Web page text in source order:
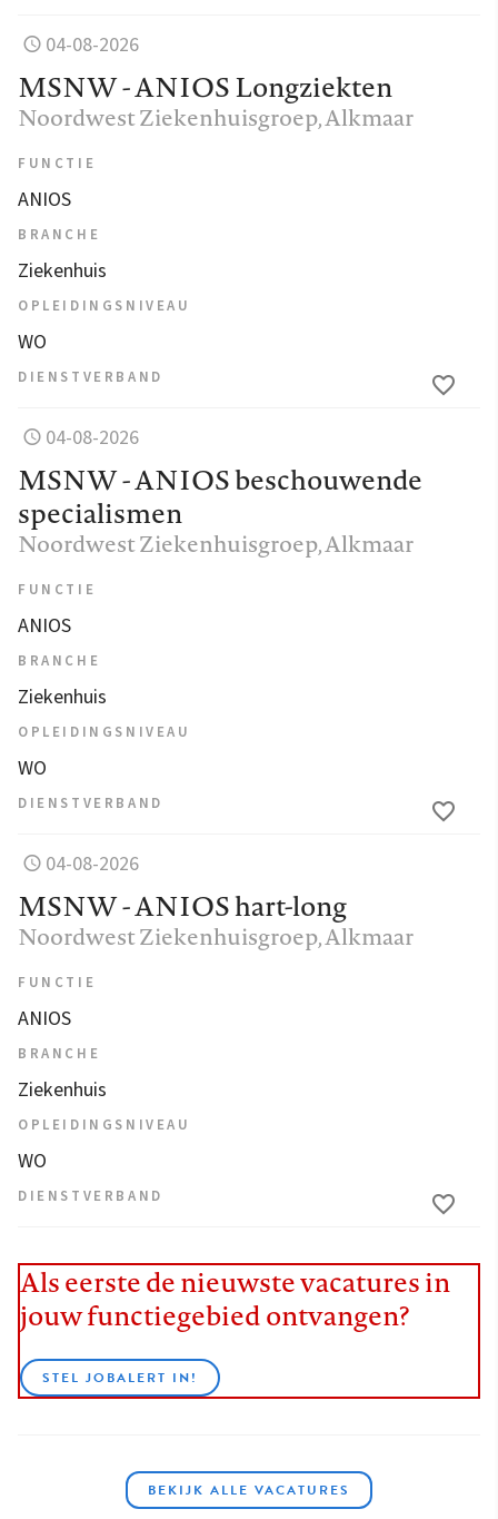
04-08-2026
MSNW - ANIOS Longziekten
Noordwest Ziekenhuisgroep, Alkmaar
FUNCTIE
ANIOS
BRANCHE
Ziekenhuis
OPLEIDINGSNIVEAU
WO
DIENSTVERBAND
04-08-2026
MSNW - ANIOS beschouwende
specialismen
Noordwest Ziekenhuisgroep, Alkmaar
FUNCTIE
ANIOS
BRANCHE
Ziekenhuis
OPLEIDINGSNIVEAU
WO
DIENSTVERBAND
04-08-2026
MSNW - ANIOS hart-long
Noordwest Ziekenhuisgroep, Alkmaar
FUNCTIE
ANIOS
BRANCHE
Ziekenhuis
OPLEIDINGSNIVEAU
WO
DIENSTVERBAND
Als eerste de nieuwste vacatures in
jouw functiegebied ontvangen?
STEL JOBALERT IN!
BEKIJK ALLE VACATURES